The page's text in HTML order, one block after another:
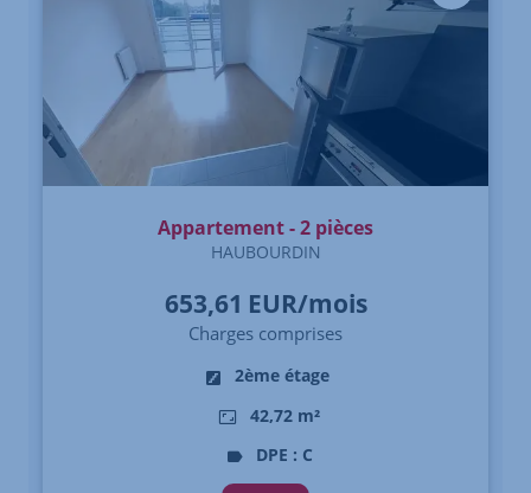
Appartement - 2 pièces
HAUBOURDIN
653,61 EUR/mois
Charges comprises
2ème étage
42,72 m²
DPE : C